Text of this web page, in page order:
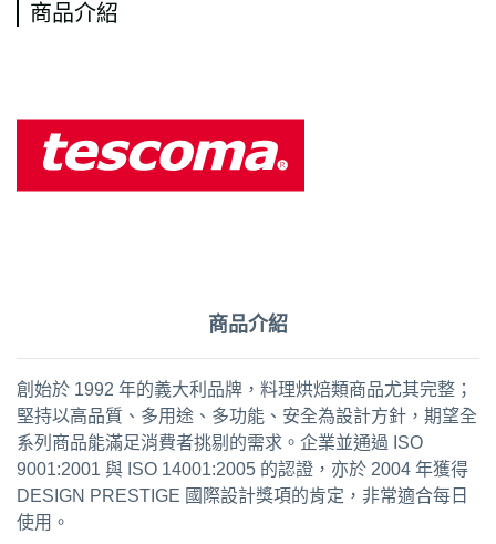
商品介紹
商品介紹
創始於 1992 年的義大利品牌，料理烘焙類商品尤其完整；
堅持以高品質、多用途、多功能、安全為設計方針，期望全
系列商品能滿足消費者挑剔的需求。企業並通過 ISO
9001:2001 與 ISO 14001:2005 的認證，亦於 2004 年獲得
DESIGN PRESTIGE 國際設計獎項的肯定，非常適合每日
使用。